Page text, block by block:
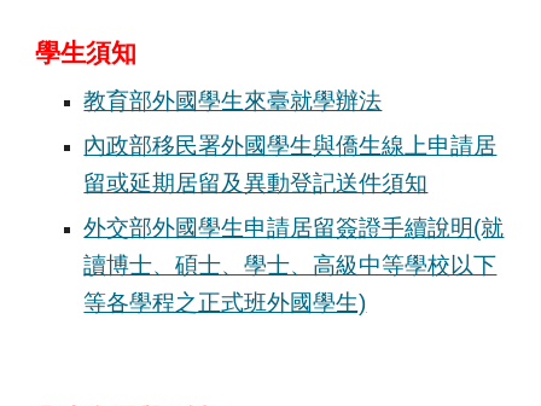
學生須知
教育部外國學生來臺就學辦法
內政部移民署外國學生與僑生線上申請居
留或延期居留及異動登記送件須知
外交部外國學生申請居留簽證手續說明(就
讀博士、碩士、學士、高級中等學校以下
等各學程之正式班外國學生)